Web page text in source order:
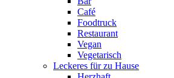
Café
Foodtruck
Restaurant
Vegan
Vegetarisch
Leckeres für zu Hause